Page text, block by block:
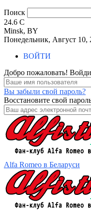
Поиск
24.6 C
Minsk, BY
Понедельник, Август 10,
ВОЙТИ
Добро пожаловать!
Вы забыли свой пароль?
Восстановите свой
Alfa Romeo в Беларуси